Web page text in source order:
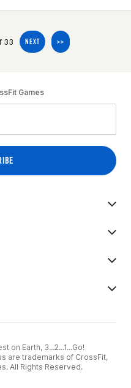
33 NEXT >>
Games
on Earth, 3...2...1...Go!
are trademarks of CrossFit,
All Rights Reserved.